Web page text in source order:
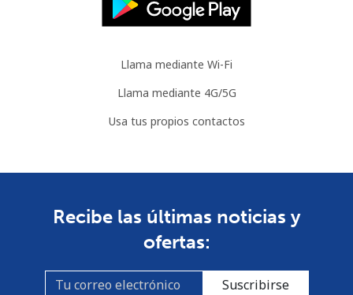
Llama mediante Wi-Fi
Llama mediante 4G/5G
Usa tus propios contactos
Recibe las últimas noticias y
ofertas:
Suscribirse